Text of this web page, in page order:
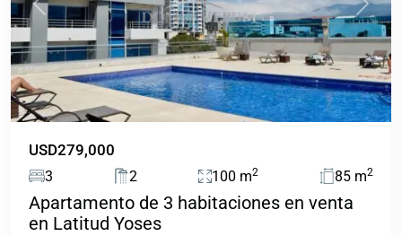
Previous Next
USD279,000
3 2 100 m2 85 m2
Apartamento de 3 habitaciones en venta
en Latitud Yoses
Ciudad
Colon,